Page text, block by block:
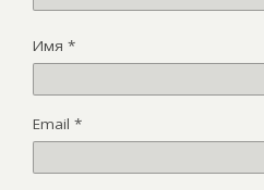
Имя *
Email *